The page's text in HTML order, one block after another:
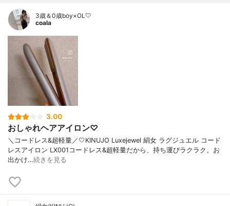
3歳＆0歳boy×OL🤍
coala
3.00
おしゃれヘアアイロン♡
＼コードレス&超軽量／🤍KINUJO Luxejewel 絹女 ラグジュエル コード
レスアイロン LX001コードレス&超軽量だから、持ち運びラクラク。お
出かけ…続きを見る